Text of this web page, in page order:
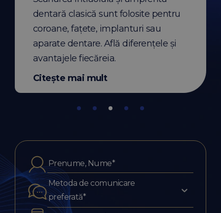
dentară clasică sunt folosite pentru
coroane, fațete, implanturi sau
aparate dentare. Află diferențele și
avantajele fiecăreia.
Citește mai mult
Citește mai mult
Metoda de comunicare
preferată*